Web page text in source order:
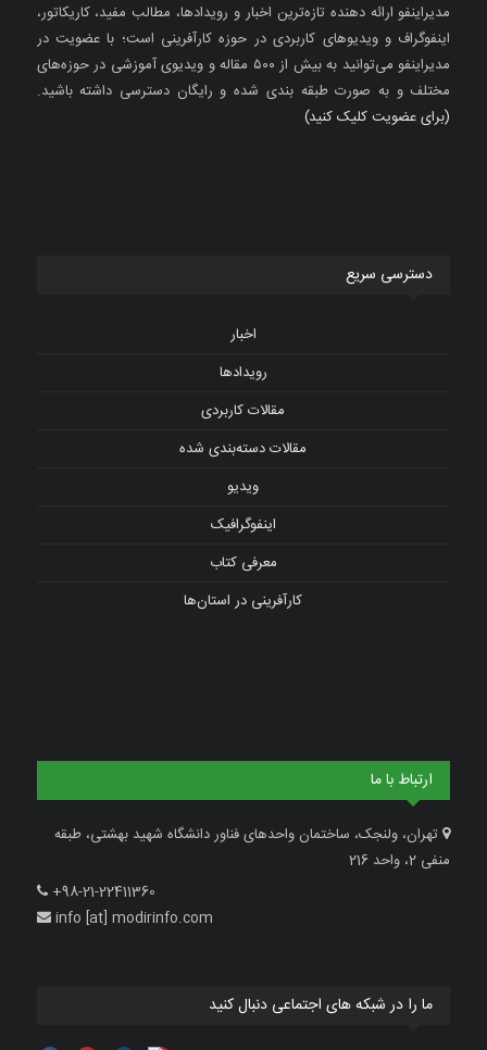
مدیراینفو ارائه دهنده تازه‌ترین اخبار و رویدادها، مطالب مفید، کاریکاتور،
اینفوگراف و ویدیوهای کاربردی در حوزه کارآفرینی است؛ با عضویت در
مدیراینفو می‌توانید به بیش از ۵۰۰ مقاله و ویدیوی آموزشی در حوزه‌های
مختلف و به صورت طبقه بندی شده و رایگان دسترسی داشته باشید.
(برای عضویت کلیک کنید)
دسترسی سریع
اخبار
رویدادها
مقالات کاربردی
مقالات دسته‌بندی شده
ویدیو
اینفوگرافیک
معرفی کتاب
کارآفرینی در استان‌ها
ارتباط با ما
تهران، ولنجک، ساختمان واحدهای فناور دانشگاه شهید بهشتی، طبقه
منفی 2، واحد 216
+98-21-22411360
info [at] modirinfo.com
ما را در شبکه های اجتماعی دنبال کنید